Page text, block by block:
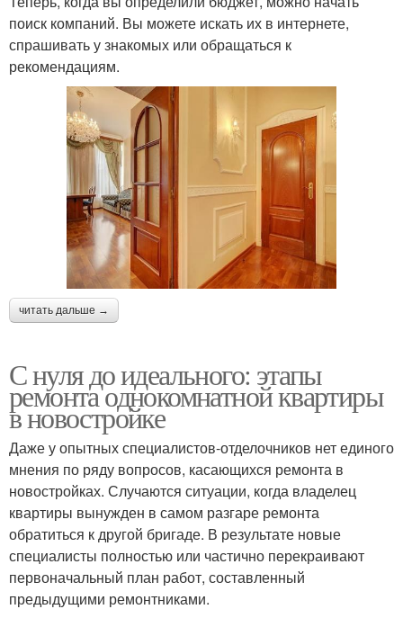
поиск компаний. Вы можете искать их в интернете,
спрашивать у знакомых или обращаться к
рекомендациям.
читать дальше →
С нуля до идеального: этапы
ремонта однокомнатной квартиры
в новостройке
Даже у опытных специалистов-отделочников нет единого
мнения по ряду вопросов, касающихся ремонта в
новостройках. Случаются ситуации, когда владелец
квартиры вынужден в самом разгаре ремонта
обратиться к другой бригаде. В результате новые
специалисты полностью или частично перекраивают
первоначальный план работ, составленный
предыдущими ремонтниками.